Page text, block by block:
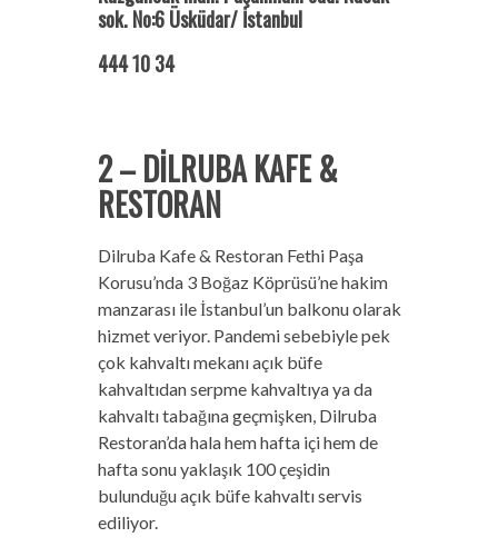
sok. No:6 Üsküdar/ İstanbul
444 10 34
2 – DİLRUBA KAFE &
RESTORAN
Dilruba Kafe & Restoran Fethi Paşa
Korusu’nda 3 Boğaz Köprüsü’ne hakim
manzarası ile İstanbul’un balkonu olarak
hizmet veriyor. Pandemi sebebiyle pek
çok kahvaltı mekanı açık büfe
kahvaltıdan serpme kahvaltıya ya da
kahvaltı tabağına geçmişken, Dilruba
Restoran’da hala hem hafta içi hem de
hafta sonu yaklaşık 100 çeşidin
bulunduğu açık büfe kahvaltı servis
ediliyor.